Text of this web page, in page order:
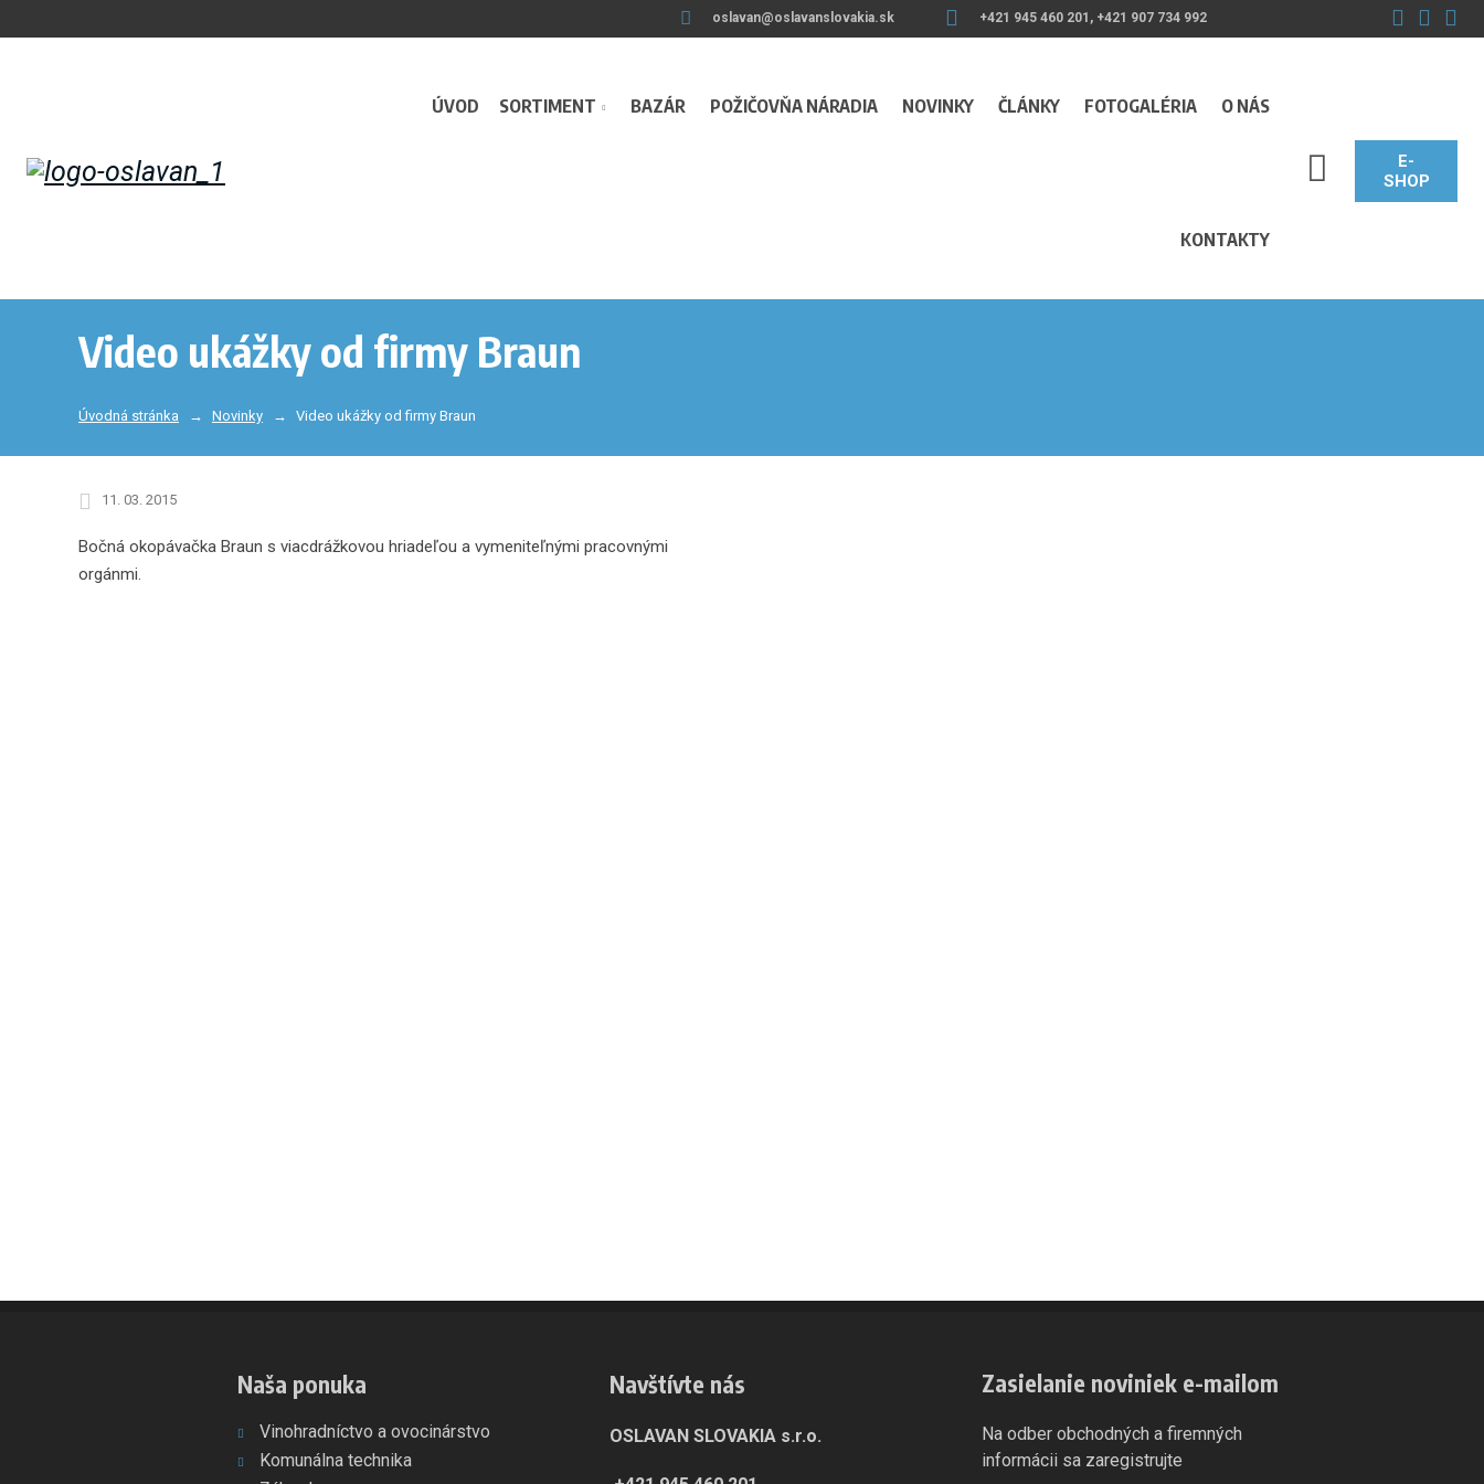
oslavan@oslavanslovakia.sk +421 945 460 201, +421 907 734 992
ÚVOD SORTIMENT BAZÁR POŽIČOVŇA NÁRADIA NOVINKY ČLÁNKY FOTOGALÉRIA O NÁS
KONTAKTY
SEARCH_LABEL
E-
SHOP
Video ukážky od firmy Braun
Úvodná stránka Novinky Video ukážky od firmy Braun
11. 03. 2015
Bočná okopávačka Braun s viacdrážkovou hriadeľou a vymeniteľnými pracovnými
orgánmi.
Naša ponuka
Vinohradníctvo a ovocinárstvo
Komunálna technika
Navštívte nás
OSLAVAN SLOVAKIA s.r.o.
Zasielanie noviniek e-mailom
Na odber obchodných a firemných
informácii sa zaregistrujte